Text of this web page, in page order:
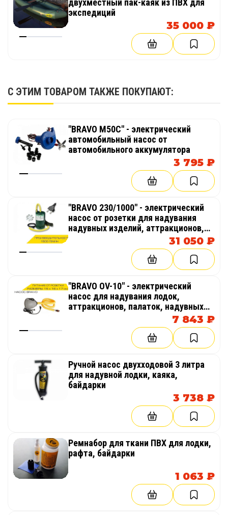
экспедиций
35 000 ₽
С ЭТИМ ТОВАРОМ ТАКЖЕ ПОКУПАЮТ:
"BRAVO M50C" - электрический
автомобильный насос от
автомобильного аккумулятора
3 795 ₽
"BRAVO 230/1000" - электрический
насос от розетки для надувания
надувных изделий, аттракционов,
31 050 ₽
"BRAVO OV-10" - электрический
насос для надувания лодок,
аттракционов, палаток, надувных
7 843 ₽
Ручной насос двухходовой 3 литра
для надувной лодки, каяка,
байдарки
3 738 ₽
Ремнабор для ткани ПВХ для лодки,
рафта, байдарки
1 063 ₽